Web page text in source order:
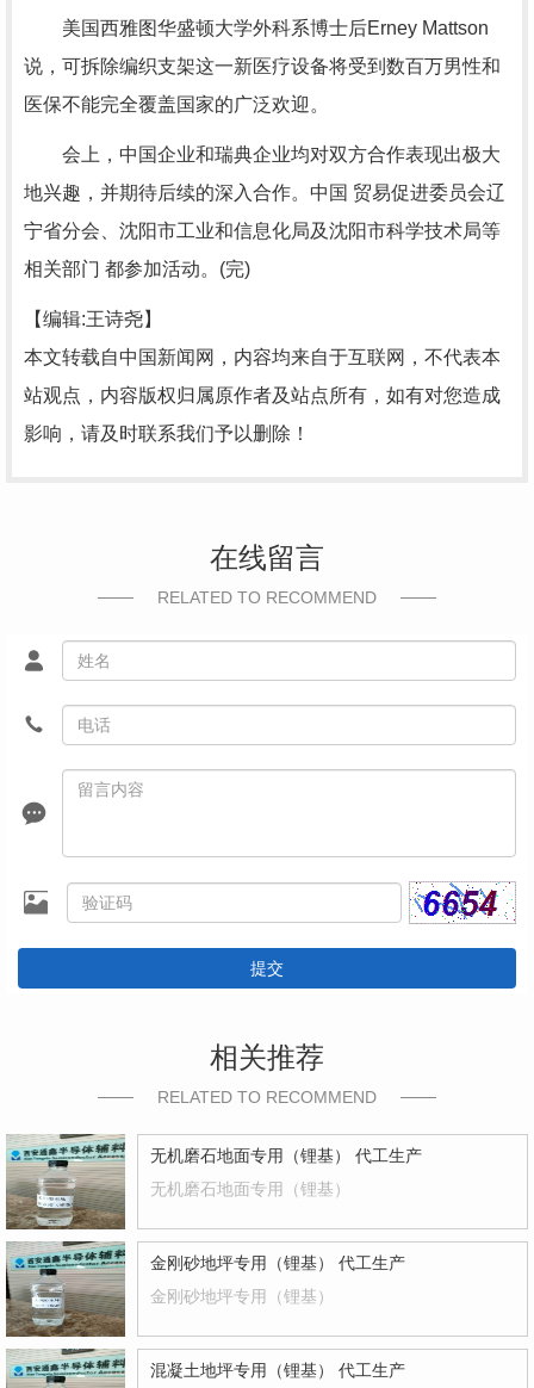
美国西雅图华盛顿大学外科系博士后Erney Mattson
说，可拆除编织支架这一新医疗设备将受到数百万男性和
医保不能完全覆盖国家的广泛欢迎。
会上，中国企业和瑞典企业均对双方合作表现出极大
地兴趣，并期待后续的深入合作。中国 贸易促进委员会辽
宁省分会、沈阳市工业和信息化局及沈阳市科学技术局等
相关部门 都参加活动。(完)
【编辑:王诗尧】
本文转载自中国新闻网，内容均来自于互联网，不代表本
站观点，内容版权归属原作者及站点所有，如有对您造成
影响，请及时联系我们予以删除！
在线留言
RELATED TO RECOMMEND
提交
相关推荐
RELATED TO RECOMMEND
无机磨石地面专用（锂基） 代工生产
无机磨石地面专用（锂基）
金刚砂地坪专用（锂基） 代工生产
金刚砂地坪专用（锂基）
混凝土地坪专用（锂基） 代工生产